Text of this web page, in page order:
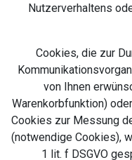
Nutzerverhaltens
Cookies, die zur
von Ihnen
Warenkorbfunktion)
Cookies zur Messung
(notwendige Cookies),
1 lit. f DSGVO